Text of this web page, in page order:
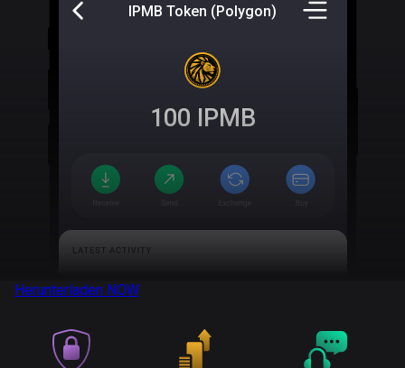
IPMB Token (Polygon)
100 IPMB
Herunterladen NOW